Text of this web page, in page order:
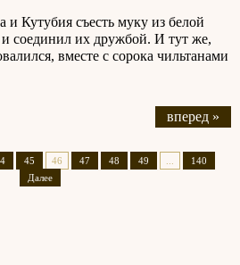
и Кутубия съесть муку из белой
соединил их дружбой. И тут же,
вместе с сорока чильтанами
вперед »
45 46 47 48 49
140
Далее